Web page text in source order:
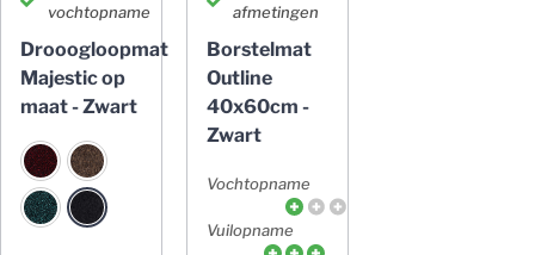
vochtopname
Drooogloopmat
Majestic op
maat - Zwart
afmetingen
Borstelmat
Outline
40x60cm -
Zwart
Vochtopname
Vuilopname